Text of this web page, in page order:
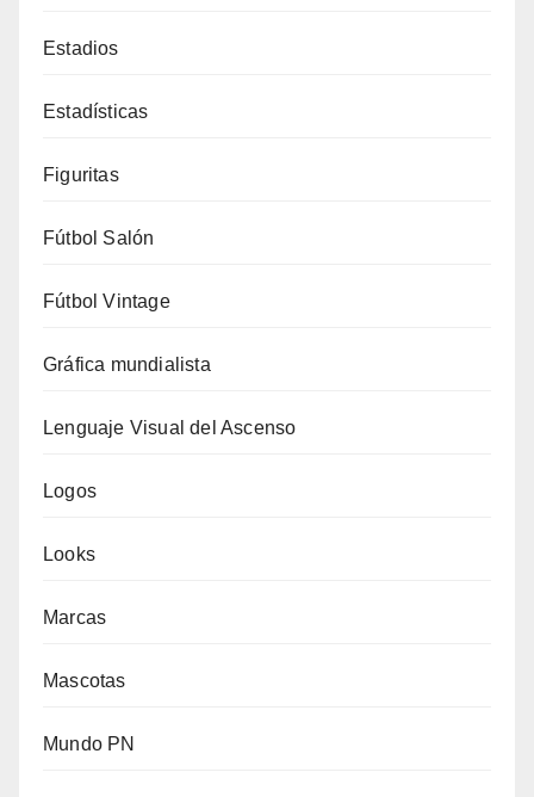
Estadios
Estadísticas
Figuritas
Fútbol Salón
Fútbol Vintage
Gráfica mundialista
Lenguaje Visual del Ascenso
Logos
Looks
Marcas
Mascotas
Mundo PN